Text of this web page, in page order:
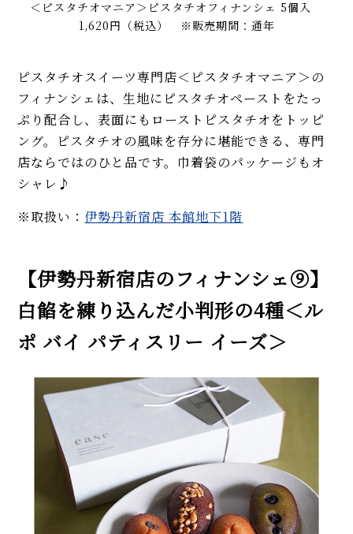
＜ピスタチオマニア＞ピスタチオフィナンシェ 5個入
1,620円（税込） ※販売期間：通年
ピスタチオスイーツ専門店＜ピスタチオマニア＞の
フィナンシェは、生地にピスタチオペーストをたっ
ぷり配合し、表面にもローストピスタチオをトッピ
ング。ピスタチオの風味を存分に堪能できる、専門
店ならではのひと品です。巾着袋のパッケージもオ
シャレ♪
※取扱い： 伊勢丹新宿店 本館地下1階
【伊勢丹新宿店のフィナンシェ⑨】
白餡を練り込んだ小判形の4種＜ル
ポ バイ パティスリー イーズ＞